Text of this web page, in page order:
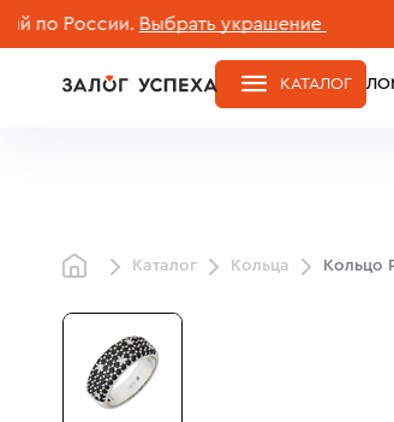
России. Выбрать украшение
КАТАЛОГ
Каталог Кольца Кольцо